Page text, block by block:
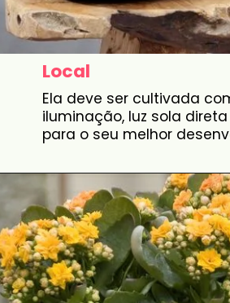
Local
Ela deve ser cultivada
iluminação, luz sola
para o seu melhor